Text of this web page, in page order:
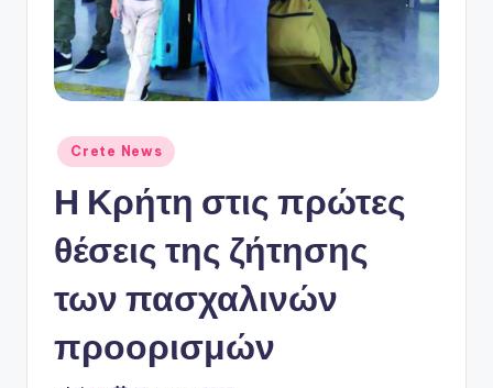
P
o
Αναρτήθηκε
σε
Crete News
Η Κρήτη στις πρώτες
θέσεις της ζήτησης
των πασχαλινών
προορισμών